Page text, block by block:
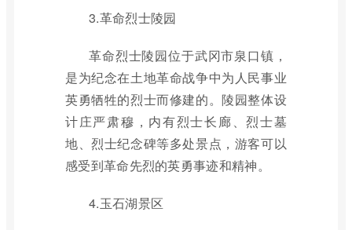
3.革命烈士陵园
革命烈士陵园位于武冈市泉口镇，
是为纪念在土地革命战争中为人民事业
英勇牺牲的烈士而修建的。陵园整体设
计庄严肃穆，内有烈士长廊、烈士墓
地、烈士纪念碑等多处景点，游客可以
感受到革命先烈的英勇事迹和精神。
4.玉石湖景区